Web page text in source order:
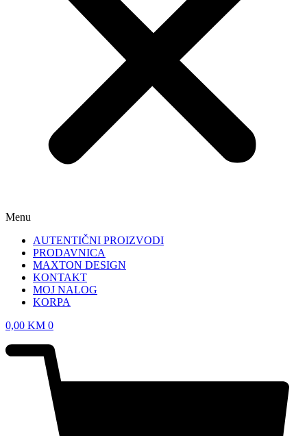
Menu
AUTENTIČNI PROIZVODI
PRODAVNICA
MAXTON DESIGN
KONTAKT
MOJ NALOG
KORPA
0,00 KM 0